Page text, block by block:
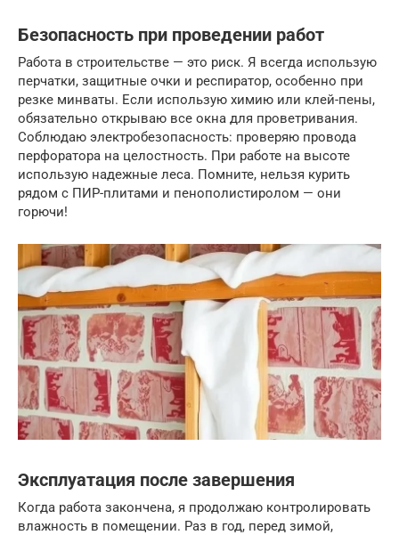
Безопасность при проведении работ
Работа в строительстве — это риск. Я всегда использую
перчатки, защитные очки и респиратор, особенно при
резке минваты. Если использую химию или клей-пены,
обязательно открываю все окна для проветривания.
Соблюдаю электробезопасность: проверяю провода
перфоратора на целостность. При работе на высоте
использую надежные леса. Помните, нельзя курить
рядом с ПИР-плитами и пенополистиролом — они
горючи!
Эксплуатация после завершения
Когда работа закончена, я продолжаю контролировать
влажность в помещении. Раз в год, перед зимой,